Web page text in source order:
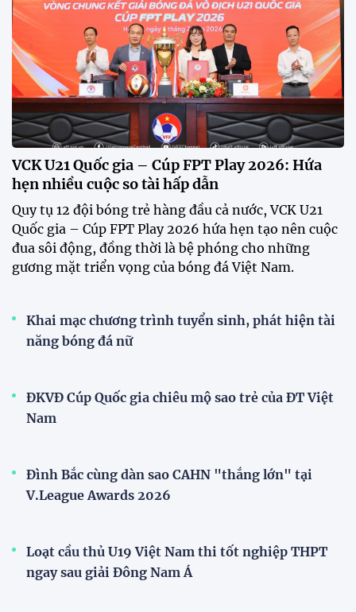
gian mở bán vé trận lượt về trên sân Mỹ Đình, với
mức giá tăng gấp đôi so với vòng bảng.
Xã Hùng Châu tưng bừng khai mạc giải bóng đá
truyền thống lần thứ VI
HLV Kim Sang Sik: "ĐT Việt Nam sẽ tung đội
hình mạnh nhất trước Campuchia"
CĐV vượt gần 80 km từ 5h30 sáng để mua vé xem
tuyển Việt Nam
Tuyển Việt Nam đối đầu Malaysia ở bán kết
ASEAN Cup 2026?
Đội tuyển nữ Việt Nam